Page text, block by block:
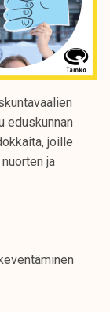
eduskunnan
joille
ja